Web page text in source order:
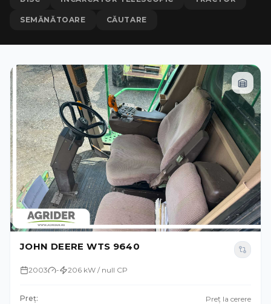
SEMĂNĂTOARE CĂUTARE
JOHN DEERE WTS 9640
2003 - 206 kW / null CP
Preț: Preț la cerere